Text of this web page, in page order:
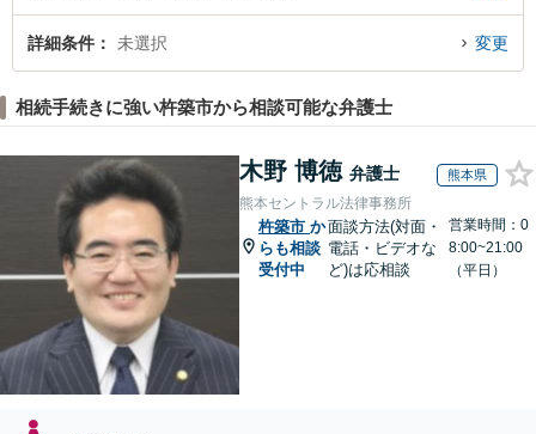
者さんにおすすめです。
詳細条件 未選択 変更
相続手続きに強い杵築市から相談可能な弁護士
木野 博徳 弁護士 熊本県
熊本セントラル法律事務所
杵築市 か
らも相談
受付中
面談方法(対面・
電話・ビデオな
ど)は応相談
営業時間：0
8:00~21:00
（平日）